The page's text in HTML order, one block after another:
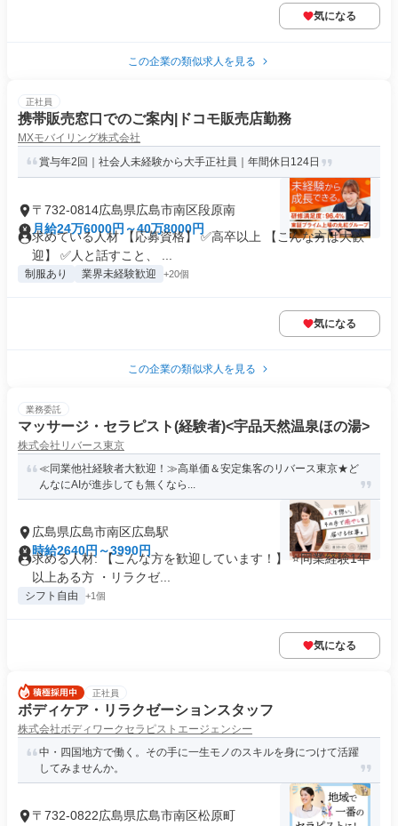
気になる
この企業の類似求人を見る
正社員
携帯販売窓口でのご案内|ドコモ販売店勤務
MXモバイリング株式会社
賞与年2回｜社会人未経験から大手正社員｜年間休日124日
〒732-0814広島県広島市南区段原南
月給24万6000円～40万8000円
求めている人材 【応募資格】 ✅高卒以上 【こんな方は大歓
迎】 ✅人と話すこと、 ...
制服あり 業界未経験歓迎 +20個
気になる
この企業の類似求人を見る
業務委託
マッサージ・セラピスト(経験者)<宇品天然温泉ほの湯>
株式会社リバース東京
≪同業他社経験者大歓迎！≫高単価＆安定集客のリバース東京★ど
んなにAIが進歩しても無くなら...
広島県広島市南区広島駅
時給2640円～3990円
求める人材: 【こんな方を歓迎しています！】 ⭐️同業経験1年
以上ある方 ・リラクゼ...
シフト自由 +1個
気になる
正社員
ボディケア・リラクゼーションスタッフ
株式会社ボディワークセラピストエージェンシー
中・四国地方で働く。その手に一生モノのスキルを身につけて活躍
してみませんか。
〒732-0822広島県広島市南区松原町